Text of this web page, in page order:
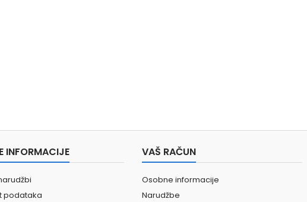
INFORMACIJE
podataka
VAŠ RAČUN
Osobne informacije
Narudžbe